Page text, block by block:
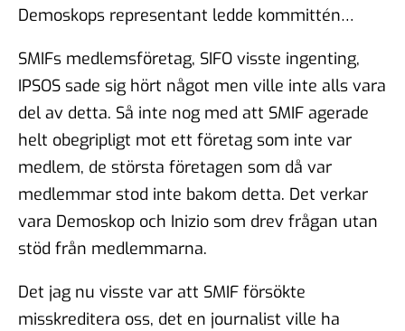
Demoskops representant ledde kommittén…
SMIFs medlemsföretag, SIFO visste ingenting,
IPSOS sade sig hört något men ville inte alls vara
del av detta. Så inte nog med att SMIF agerade
helt obegripligt mot ett företag som inte var
medlem, de största företagen som då var
medlemmar stod inte bakom detta. Det verkar
vara Demoskop och Inizio som drev frågan utan
stöd från medlemmarna.
Det jag nu visste var att SMIF försökte
misskreditera oss, det en journalist ville ha